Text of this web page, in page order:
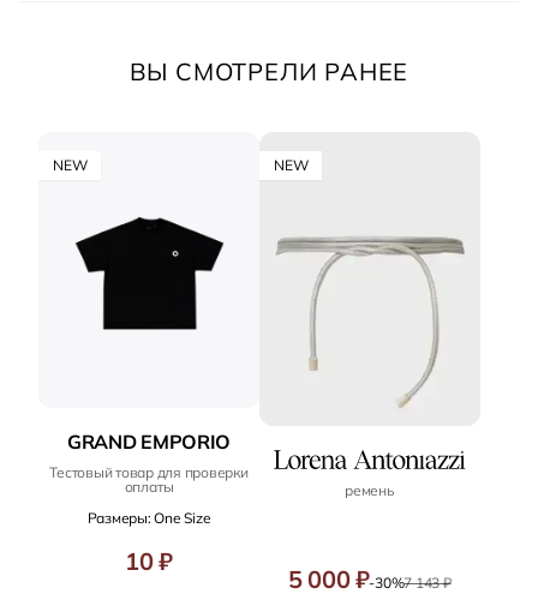
ВЫ СМОТРЕЛИ РАНЕЕ
NEW
GRAND EMPORIO
Тестовый товар для проверки
оплаты
Размеры: One Size
10 ₽
NEW
ремень
5 000 ₽-30%7 143 ₽